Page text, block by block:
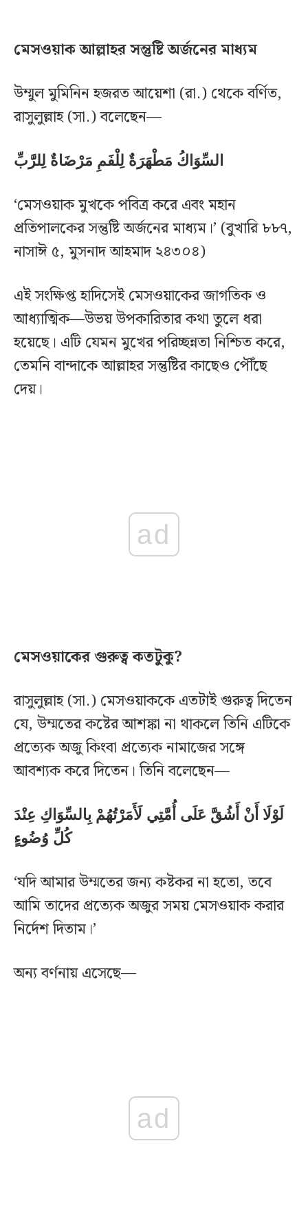
মেসওয়াক আল্লাহর সন্তুষ্টি অর্জনের মাধ্যম
উম্মুল মুমিনিন হজরত আয়েশা (রা.) থেকে বর্ণিত,
রাসুলুল্লাহ (সা.) বলেছেন—
السِّوَاكُ مَطْهَرَةٌ لِلْفَمِ مَرْضَاةٌ لِلرَّبِّ
‘মেসওয়াক মুখকে পবিত্র করে এবং মহান
প্রতিপালকের সন্তুষ্টি অর্জনের মাধ্যম।’ (বুখারি ৮৮৭,
নাসাঈ ৫, মুসনাদ আহমাদ ২৪৩০৪)
এই সংক্ষিপ্ত হাদিসেই মেসওয়াকের জাগতিক ও
আধ্যাত্মিক—উভয় উপকারিতার কথা তুলে ধরা
হয়েছে। এটি যেমন মুখের পরিচ্ছন্নতা নিশ্চিত করে,
তেমনি বান্দাকে আল্লাহর সন্তুষ্টির কাছেও পৌঁছে
দেয়।
ad
মেসওয়াকের গুরুত্ব কতটুকু?
রাসুলুল্লাহ (সা.) মেসওয়াককে এতটাই গুরুত্ব দিতেন
যে, উম্মতের কষ্টের আশঙ্কা না থাকলে তিনি এটিকে
প্রত্যেক অজু কিংবা প্রত্যেক নামাজের সঙ্গে
আবশ্যক করে দিতেন। তিনি বলেছেন—
لَوْلَا أَنْ أَشُقَّ عَلَى أُمَّتِي لَأَمَرْتُهُمْ بِالسِّوَاكِ عِنْدَ
كُلِّ وُضُوءٍ
‘যদি আমার উম্মতের জন্য কষ্টকর না হতো, তবে
আমি তাদের প্রত্যেক অজুর সময় মেসওয়াক করার
নির্দেশ দিতাম।’
অন্য বর্ণনায় এসেছে—
ad